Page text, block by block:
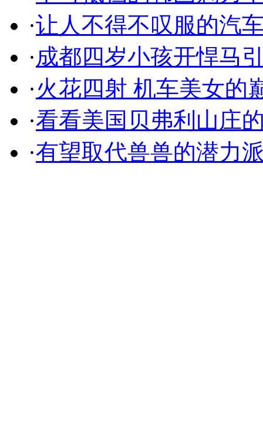
·让人不得不叹服的汽
·成都四岁小孩开悍马
·火花四射 机车美女的
·看看美国贝弗利山庄
·有望取代兽兽的潜力